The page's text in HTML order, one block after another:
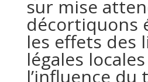
sur mise
décortiquons
les effets des
légales
l’influence du